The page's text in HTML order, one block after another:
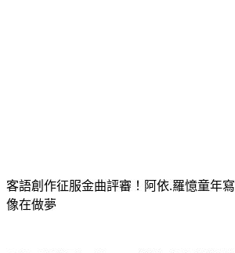
客語創作征服金曲評審！阿依.羅憶童年
像在做夢